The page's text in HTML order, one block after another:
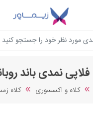
فلاپی نمدی باند
کلاه و اکسسوری کلاه